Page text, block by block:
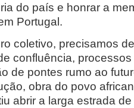
do país e honrar a
Portugal.
coletivo, precisamos
confluência,
de pontes rumo ao
obra do povo
abrir a larga estrada